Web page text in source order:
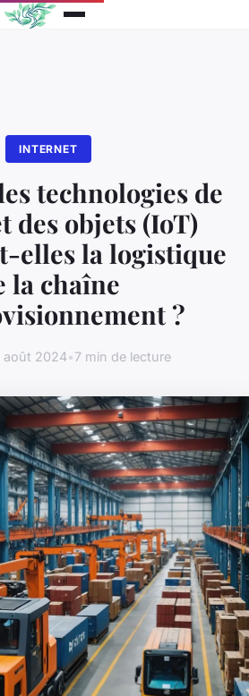
INTERNET
technologies de
des objets (IoT)
elles la logistique
la chaîne
?
août 2024•7 min de lecture